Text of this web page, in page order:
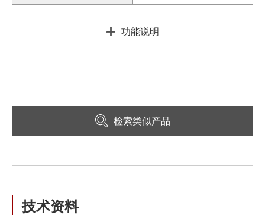
功能说明
检索类似产品
技术资料